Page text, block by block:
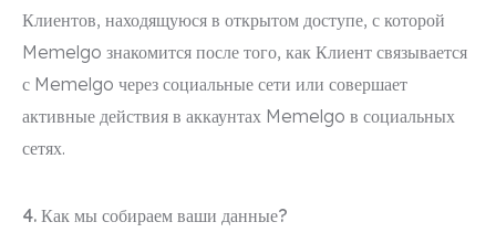
Клиентов, находящуюся в открытом доступе, с которой
Memelgo знакомится после того, как Клиент связывается
с Memelgo через социальные сети или совершает
активные действия в аккаунтах Memelgo в социальных
сетях.
4. Как мы собираем ваши данные?